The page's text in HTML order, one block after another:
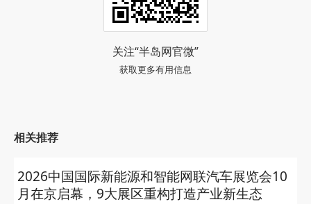
关注“半岛网官微”
获取更多有用信息
相关推荐
2026中国国际新能源和智能网联汽车展览会10
月在京启幕，9大展区重构打造产业新生态